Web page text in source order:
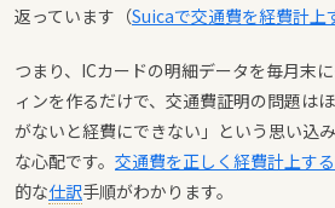
返っています（Suicaで交通費を経費計上
つまり、ICカードの明細データを毎月末
ィンを作るだけで、交通費証明の問題は
がないと経費にできない」という思い込
な心配です。 交通費を正しく経費計上す
的な仕訳手順がわかります。